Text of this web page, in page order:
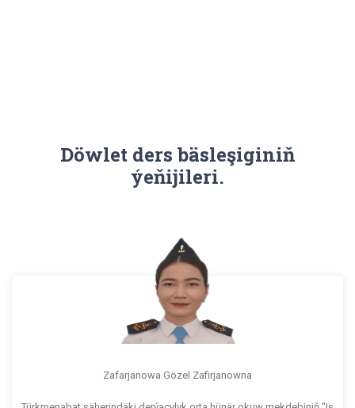
Döwlet ders bäsleşiginiň
ýeňijileri.
Zafarjanowa Gözel Zafirjanowna